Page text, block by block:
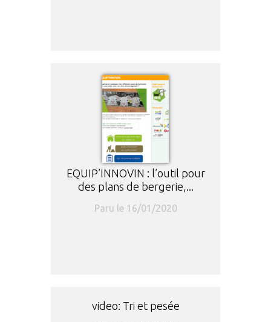
EQUIP’INNOVIN : l’outil pour
des plans de bergerie,...
Paru le 16/01/2020
video: Tri et pesée